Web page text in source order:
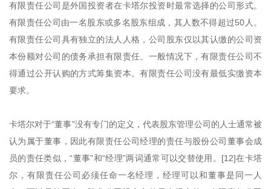
有限责任公司是外国投资者在卡塔尔投资时最常选择的公司形式。
有限责任公司由一名股东或多名股东组成，其人数不得超过50人。
有限责任公司具有独立的法人人格，公司股东仅以其认缴的公司资
本份额对公司的债务承担有限责任。一般情况下，有限责任公司不
得通过公开认购的方式筹集资本。有限责任公司没有最低实缴资本
要求。
卡塔尔对于“董事”没有专门的定义，代表股东管理公司的人士通常被
认为属于董事，因此有限责任公司经理的责任与股份公司董事会成
员的责任类似，“董事”和“经理”两词通常可以交替使用。[12]在卡塔
尔，有限责任公司必须任命一名经理，经理可以和董事是同一人